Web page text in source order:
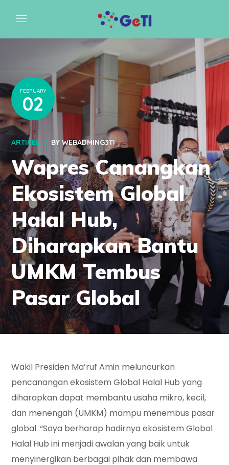
FEBRUARY
02
ARTIKEL BYWEBADMING3TI
Wapres Canangkan
Ekosistem Global
Halal Hub,
Diharapkan Bantu
UMKM Tembus
Pasar Global
Wakil Presiden Ma’ruf Amin meluncurkan
pencanangan ekosistem Global Halal Hub yang
diharapkan dapat membantu usaha mikro, kecil,
dan menengah (UMKM) mampu menembus pasar
global. “Saya berharap hadirnya ekosistem Global
Halal Hub ini menjadi awalan yang baik untuk
menyinergikan berbagai pihak dan membawa